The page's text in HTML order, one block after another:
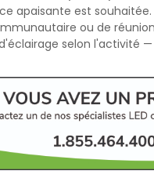
apaisante est
ou de
selon l'activité